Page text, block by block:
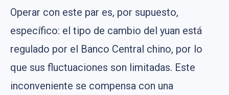
Operar con este par es, por supuesto,
específico: el tipo de cambio del yuan está
regulado por el Banco Central chino, por lo
que sus fluctuaciones son limitadas. Este
inconveniente se compensa con una